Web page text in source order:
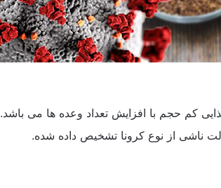
کم حجم با افزایش تعداد وعده ها می باشد.
ناشی از نوع کرونا تشخیص داده شده.